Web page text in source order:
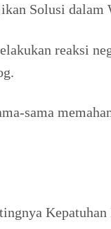
Solusi dalam
reaksi
sama
Kepatuhan